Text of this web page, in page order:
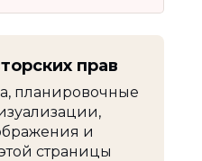
прав
планировочные
и
страницы